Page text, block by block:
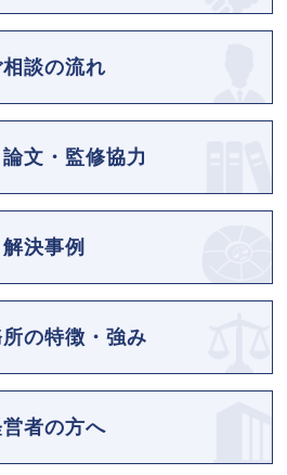
相談の流れ
文・監修協力
解決事例
の特徴・強み
者の方へ